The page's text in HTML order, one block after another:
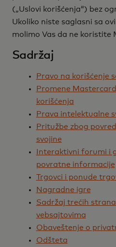
(„Uslovi korišćenja“) bez
Ukoliko niste saglasni sa
molimo Vas da ne koristite
Sadržaj
Pravo na korišćenje
Promene
korišćenja
Prava intelektualne
Pritužbe zbog
svojine
Interaktivni forumi i
povratne informacije
Trgovci i ponude
Nagradne igre
Sadržaj trećih
vebsajtovima
Obaveštenje o
Odšteta